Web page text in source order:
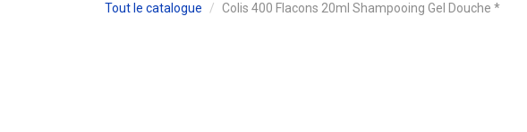
Tout le catalogue Colis 400 Flacons 20ml Shampooing Gel Douche *